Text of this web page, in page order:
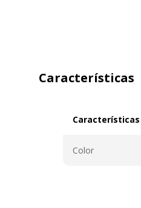
Características
Color